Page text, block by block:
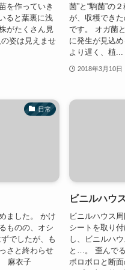
を作っていき
ると葉裏に浅
がたくさん見
姿は見えませ
菌”と“駒菌”の
が、収穫でき
です。 オガ菌
に発生が見込
より遅く、植...
2018年3月10日
日常
ました。 かけ
ものの、オシ
でしたが、も
さと終わらせ
麻衣子
ビニルハウ
ビニルハウス
シートを取り
し、ビニルハ
と…。 歪んで
ボロボロと断